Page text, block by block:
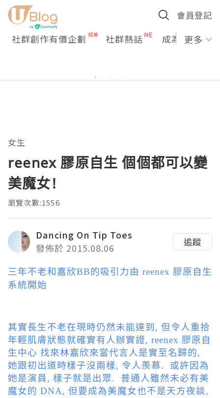
會員登記
社群創作有價企劃 社群熱話 成為U更多
女生
reenex 膠原自生 個個都可以變
美魔女!
瀏覽次數:1556
Dancing On Tip Toes
發佈於 2015.08.06
追蹤
三年不老和嘉欣BB的吸引力由 reenex 膠原自生
系統開始
其實長生不老在現時仍然未能達到, 但令人重拾
年輕肌膚狀態就確實有人辦實證, reenex 膠原自
生中心 找來林嘉欣來當代言人是實至名歸的,
她跟初出道時樣子沒兩樣, 令人羨慕. 或許因為
她是演員, 樣子就是出眾. 普通人雖然未必有美
魔女的 DNA, 但要成為美魔女也不是天方夜談,